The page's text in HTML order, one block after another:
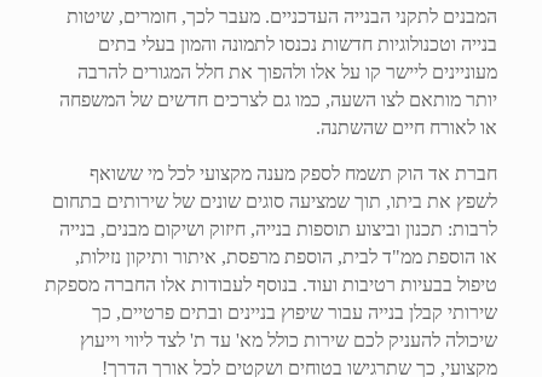
המבנים לתקני הבנייה העדכניים. מעבר לכך, חומרים, שיטות
בנייה וטכנולוגיות חדשות נכנסו לתמונה והמון בעלי בתים
מעוניינים ליישר קו על אלו ולהפוך את חלל המגורים להרבה
יותר מותאם לצו השעה, כמו גם לצרכים חדשים של המשפחה
או לאורח חיים שהשתנה.
חברת אד הוק תשמח לספק מענה מקצועי לכל מי ששואף
לשפץ את ביתו, תוך שמציעה סוגים שונים של שירותים בתחום
לרבות: תכנון וביצוע תוספות בנייה, חיזוק ושיקום מבנים, בנייה
או הוספת ממ"ד לבית, הוספת מרפסת, איתור ותיקון נזילות,
טיפול בבעיות רטיבות ועוד. בנוסף לעבודות אלו החברה מספקת
שירותי קבלן בנייה עבור שיפוץ בניינים ובתים פרטיים, כך
שיכולה להעניק לכם שירות כולל מא' עד ת' לצד ליווי וייעוץ
מקצועי, כך שתרגישו בטוחים ושקטים לכל אורך הדרך!